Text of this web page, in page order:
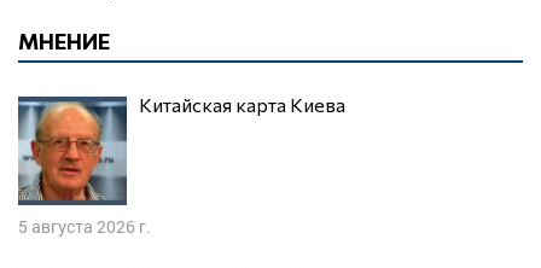
МНЕНИЕ
Китайская карта Киева
5 августа 2026 г.